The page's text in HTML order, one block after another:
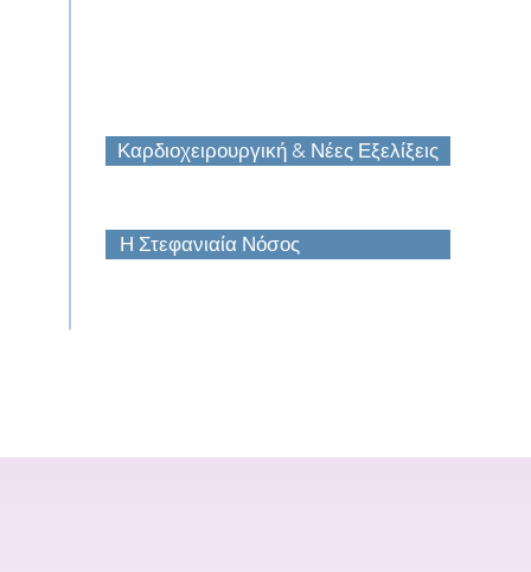
Καρδιοχειρουργική & Νέες Εξελίξεις
Η Στεφανιαία Νόσος